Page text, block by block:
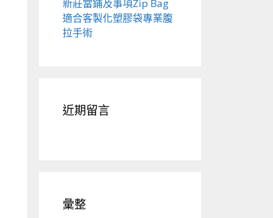
新莊當鋪及事項Zip Bag
適合客製化塑膠袋專業腹
拉手術
近期留言
彙整